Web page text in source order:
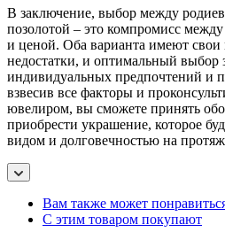
В заключение, выбор между
позолотой – это компромисс
и ценой. Оба варианта имеют свои
недостатки, и оптимальный выбор
индивидуальных предпочтений и
взвесив все факторы и
ювелиром, вы сможете принять
приобрести украшение, которое
видом и долговечностью на
Вам также может
С этим товаром покупают